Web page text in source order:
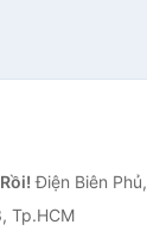
Điện Biên Phủ,
Tp.HCM